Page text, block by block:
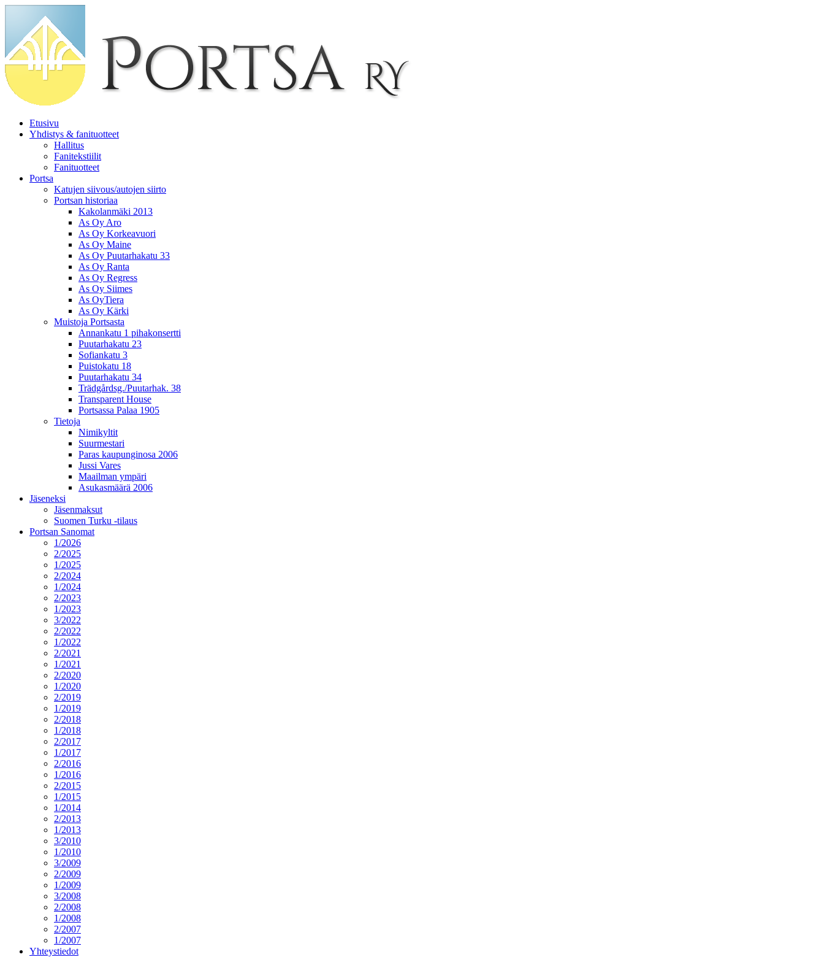
Etusivu
Yhdistys & fanituotteet
Hallitus
Fanitekstiilit
Fanituotteet
Portsa
Katujen siivous/autojen siirto
Portsan historiaa
Kakolanmäki 2013
As Oy Aro
As Oy Korkeavuori
As Oy Maine
As Oy Puutarhakatu 33
As Oy Ranta
As Oy Regress
As Oy Siimes
As OyTiera
As Oy Kärki
Muistoja Portsasta
Annankatu 1 pihakonsertti
Puutarhakatu 23
Sofiankatu 3
Puistokatu 18
Puutarhakatu 34
Trädgårdsg./Puutarhak. 38
Transparent House
Portsassa Palaa 1905
Tietoja
Nimikyltit
Suurmestari
Paras kaupunginosa 2006
Jussi Vares
Maailman ympäri
Asukasmäärä 2006
Jäseneksi
Jäsenmaksut
Suomen Turku -tilaus
Portsan Sanomat
1/2026
2/2025
1/2025
2/2024
1/2024
2/2023
1/2023
3/2022
2/2022
1/2022
2/2021
1/2021
2/2020
1/2020
2/2019
1/2019
2/2018
1/2018
2/2017
1/2017
2/2016
1/2016
2/2015
1/2015
1/2014
2/2013
1/2013
3/2010
1/2010
3/2009
2/2009
1/2009
3/2008
2/2008
1/2008
2/2007
1/2007
Yhteystiedot